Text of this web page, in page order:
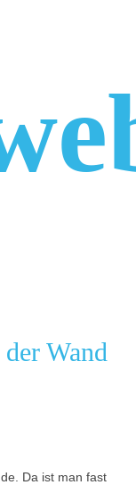
Wand
Da ist man fast